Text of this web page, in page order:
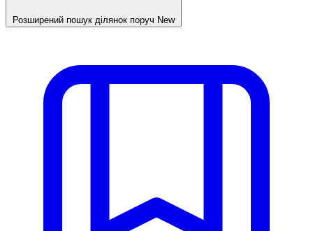
Розширений пошук ділянок поруч New